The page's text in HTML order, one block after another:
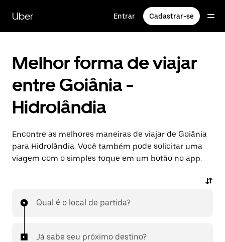
para
conteúdo
Uber Entrar Cadastrar-se
Melhor forma de viajar
entre Goiânia -
Hidrolândia
Encontre as melhores maneiras de viajar de Goiânia
para Hidrolândia. Você também pode solicitar uma
viagem com o simples toque em um botão no app.
Qual é o local de partida?
Já sabe seu próximo destino?